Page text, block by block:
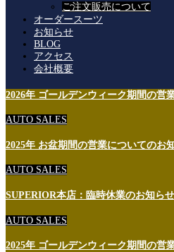
ご注文販売について
オーダースーツ
お知らせ
BLOG
アクセス
会社概要
2026年 ゴールデンウィーク期間の営
AUTO SALES
2025年 お盆期間の営業についてのお
AUTO SALES
SUPERIOR本店：臨時休業のお知らせ
AUTO SALES
2025年 ゴールデンウィーク期間の営